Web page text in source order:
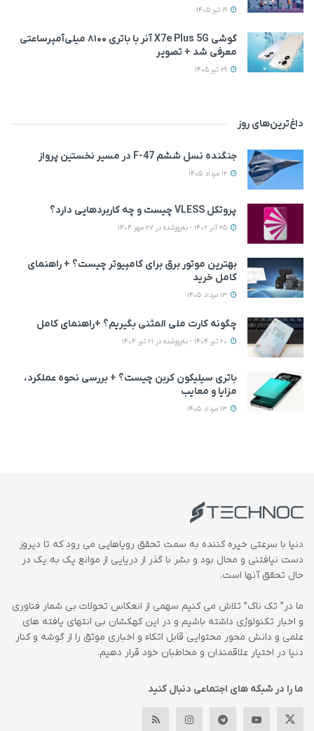
گوشی X7e Plus 5G آنر با باتری ۸۱۰۰ میلی‌آمپرساعتی
معرفی شد + تصویر
داغ‌ترین‌های روز
جنگنده نسل ششم F-47 در مسیر نخستین پرواز
پروتکل VLESS چیست و چه کاربردهایی دارد؟
بهترین موتور برق برای کامپیوتر چیست؟ + راهنمای
کامل خرید
چگونه کارت ملی المثنی بگیریم؟ +راهنمای کامل
باتری سیلیکون کربن چیست؟ + بررسی نحوه عملکرد،
مزایا و معایب
دنیا با سرعتی خیره کننده به سمت تحقق رویاهایی می رود که تا دیروز
دست نیافتنی و محال بود و بشر با گذر از دریایی از موانع یک به یک در
حال تحقق آنها است.
ما در” تک ناک” تلاش می کنیم سهمی از انعکاس تحولات بی شمار فناوری
و اخبار تکنولوژی داشته باشیم و در این کهکشان بی انتهای یافته های
علمی و دانش محور محتوایی قابل اتکاء و اخباری موثق را از گوشه و کنار
دنیا در اختیار علاقمندان و مخاطبان خود قرار دهیم.
ما را در شبکه های اجتماعی دنبال کنید